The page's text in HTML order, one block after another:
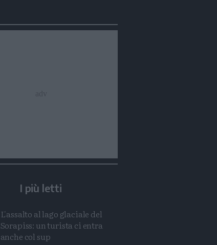
I più letti
L'assalto al lago glaciale del
Sorapiss: un turista ci entra
anche col sup